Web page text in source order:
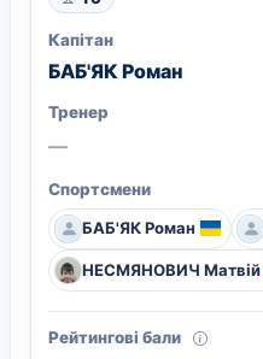
Капітан
БАБ'ЯК Роман
Тренер
—
Спортсмени
БАБ'ЯК Роман
НЕСМЯНОВИЧ Матвій
Рейтингові бали